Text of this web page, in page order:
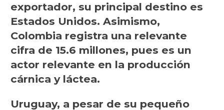
exportador, su principal destino es
Estados Unidos. Asimismo,
Colombia registra una relevante
cifra de 15.6 millones, pues es un
actor relevante en la producción
cárnica y láctea.
Uruguay, a pesar de su pequeño